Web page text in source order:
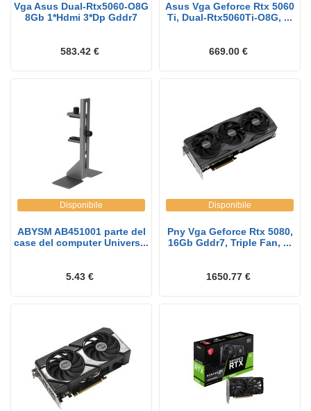
Vga Asus Dual-Rtx5060-O8G
8Gb 1*Hdmi 3*Dp Gddr7
583.42 €
Asus Vga Geforce Rtx 5060
Ti, Dual-Rtx5060Ti-O8G, ...
669.00 €
Disponibile
ABYSM AB451001 parte del
case del computer Univers...
5.43 €
Disponibile
Pny Vga Geforce Rtx 5080,
16Gb Gddr7, Triple Fan, ...
1650.77 €